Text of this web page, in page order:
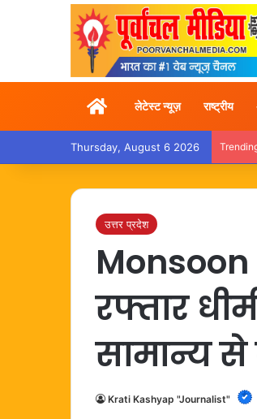
Homeलेटेस्ट न्यूज़ राष्ट्रीय
Thursday, August 6 2026
उत्तर प्रदेश
Monsoon
रफ्तार
सामान्य
Krati Kashyap "Journalist"